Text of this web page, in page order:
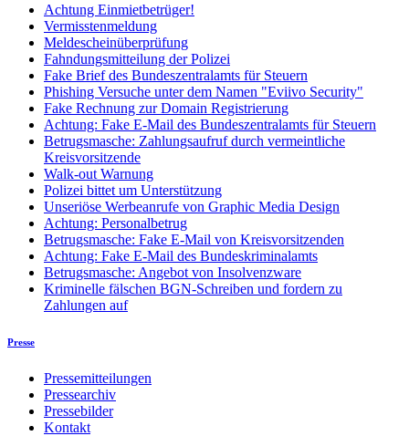
Achtung Einmietbetrüger!
Vermisstenmeldung
Meldescheinüberprüfung
Fahndungsmitteilung der Polizei
Fake Brief des Bundeszentralamts für Steuern
Phishing Versuche unter dem Namen "Eviivo Security"
Fake Rechnung zur Domain Registrierung
Achtung: Fake E-Mail des Bundeszentralamts für Steuern
Betrugsmasche: Zahlungsaufruf durch vermeintliche
Kreisvorsitzende
Walk-out Warnung
Polizei bittet um Unterstützung
Unseriöse Werbeanrufe von Graphic Media Design
Achtung: Personalbetrug
Betrugsmasche: Fake E-Mail von Kreisvorsitzenden
Achtung: Fake E-Mail des Bundeskriminalamts
Betrugsmasche: Angebot von Insolvenzware
Kriminelle fälschen BGN-Schreiben und fordern zu
Zahlungen auf
Presse
Pressemitteilungen
Pressearchiv
Pressebilder
Kontakt